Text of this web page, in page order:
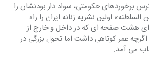
ترس برخوردهای حکومتی، سواد دار بودنشان را
اولین نشریه زنانه ایران را راه
اندازی کرد. هفته نامه‌ای هشت صفحه ای که در داخل و خارج از
عمر کوتاهی داشت اما تحول بزرگی در
می آمد.